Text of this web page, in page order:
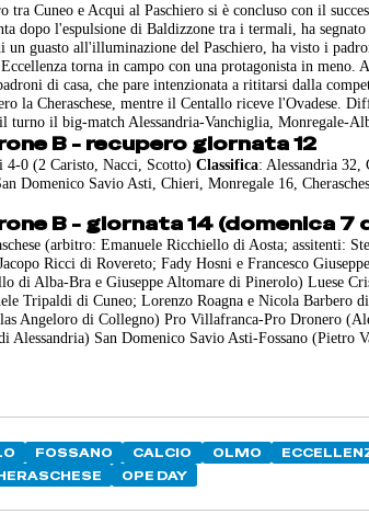
tra Cuneo e Acqui al Paschiero si è concluso con il
dopo l'espulsione di Baldizzone tra i termali, ha
un guasto all'illuminazione del Paschiero, ha visto i
torna in campo con una protagonista in
di casa, che pare intenzionata a rititarsi dalla
la Cheraschese, mentre il Centallo riceve l'Ovadese.
turno il big-match Alessandria-Vanchiglia, Monregale-
B - recupero giornata 12
4-0 (2 Caristo, Nacci, Scotto)Classifica: Alessandria 32,
Domenico Savio Asti, Chieri, Monregale 16,
B - giornata 14 (domenica 7
(arbitro: Emanuele Ricchiello di Aosta; assitenti:
Ricci di Rovereto; Fady Hosni e Francesco
di Alba-Bra e Giuseppe Altomare di Pinerolo) Luese
Tripaldi di Cuneo; Lorenzo Roagna e Nicola Barbero
Angeloro di Collegno) Pro Villafranca-Pro Dronero
Alessandria) San Domenico Savio Asti-Fossano
FOSSANO CALCIO OLMO
OPE DAY